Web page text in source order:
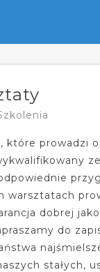
prowadzi
warsztatach
dobrej
do
stałych,